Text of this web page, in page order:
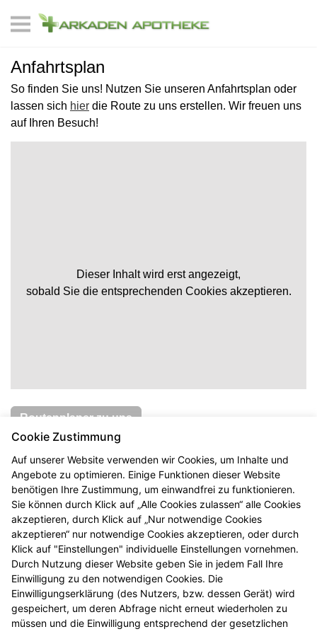
Anfahrtsplan
So finden Sie uns! Nutzen Sie unseren Anfahrtsplan oder
lassen sich hier die Route zu uns erstellen. Wir freuen uns
auf Ihren Besuch!
Dieser Inhalt wird erst angezeigt,
sobald Sie die entsprechenden Cookies akzeptieren.
Routenplaner zu uns
Arkaden Apotheke
Inhaber: Peter Michael Gottschall e.K.
Straße:
Vorgebirgstraße 120
PLZ/Ort:50969 Köln
Telefon: 02213605998
Fax:
02213605626
E-Mail:
info@arkaden-apo.de
Web:
www.arkaden-apo.de
Öffnungszeiten
Mo – Fr:
Cookie Zustimmung
Auf unserer Website verwenden wir Cookies, um Inhalte und
Angebote zu optimieren. Einige Funktionen dieser Website
benötigen Ihre Zustimmung, um einwandfrei zu funktionieren.
Sie können durch Klick auf „Alle Cookies zulassen“ alle Cookies
akzeptieren, durch Klick auf „Nur notwendige Cookies
akzeptieren“ nur notwendige Cookies akzeptieren, oder durch
Klick auf "Einstellungen" individuelle Einstellungen vornehmen.
Durch Nutzung dieser Website geben Sie in jedem Fall Ihre
Einwilligung zu den notwendigen Cookies. Die
Einwilligungserklärung (des Nutzers, bzw. dessen Gerät) wird
gespeichert, um deren Abfrage nicht erneut wiederholen zu
müssen und die Einwilligung entsprechend der gesetzlichen